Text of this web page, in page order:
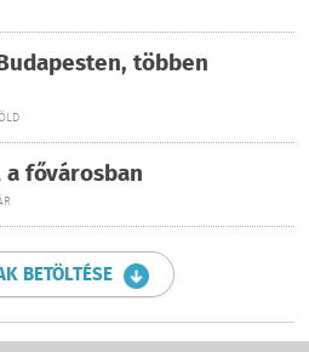
többen
fővárosban
BETÖLTÉSE